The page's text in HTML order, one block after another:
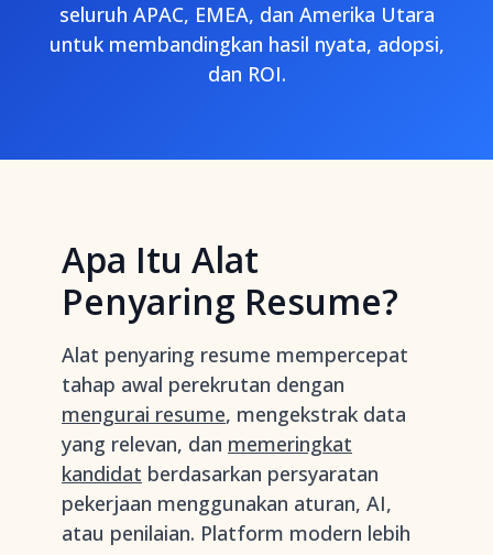
seluruh APAC, EMEA, dan Amerika Utara
untuk membandingkan hasil nyata, adopsi,
dan ROI.
Apa Itu Alat
Penyaring Resume?
Alat penyaring resume mempercepat
tahap awal perekrutan dengan
mengurai resume, mengekstrak data
yang relevan, dan memeringkat
kandidat berdasarkan persyaratan
pekerjaan menggunakan aturan, AI,
atau penilaian. Platform modern lebih